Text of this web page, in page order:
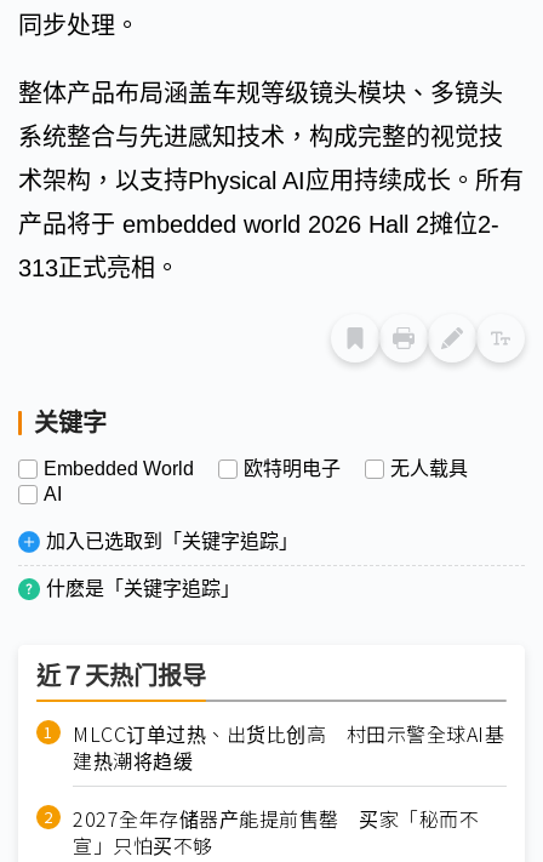
同步处理。
整体产品布局涵盖车规等级镜头模块、多镜头
系统整合与先进感知技术，构成完整的视觉技
术架构，以支持Physical AI应用持续成长。所有
产品将于 embedded world 2026 Hall 2摊位2-
313正式亮相。
关键字
Embedded World 欧特明电子
无人载具
AI
加入已选取到「关键字追踪」
什麽是「关键字追踪」
近７天热门报导
MLCC订单过热、出货比创高 村田示警全球AI基
建热潮将趋缓
2027全年存储器产能提前售罄 买家「秘而不
宣」只怕买不够